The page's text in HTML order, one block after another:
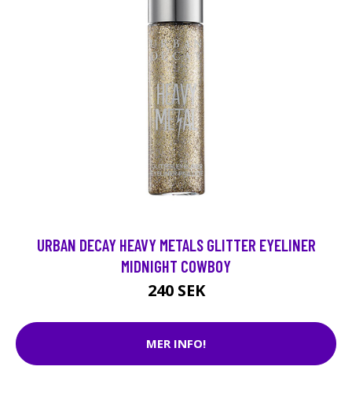
URBAN DECAY HEAVY METALS GLITTER EYELINER
MIDNIGHT COWBOY
240 SEK
MER INFO!